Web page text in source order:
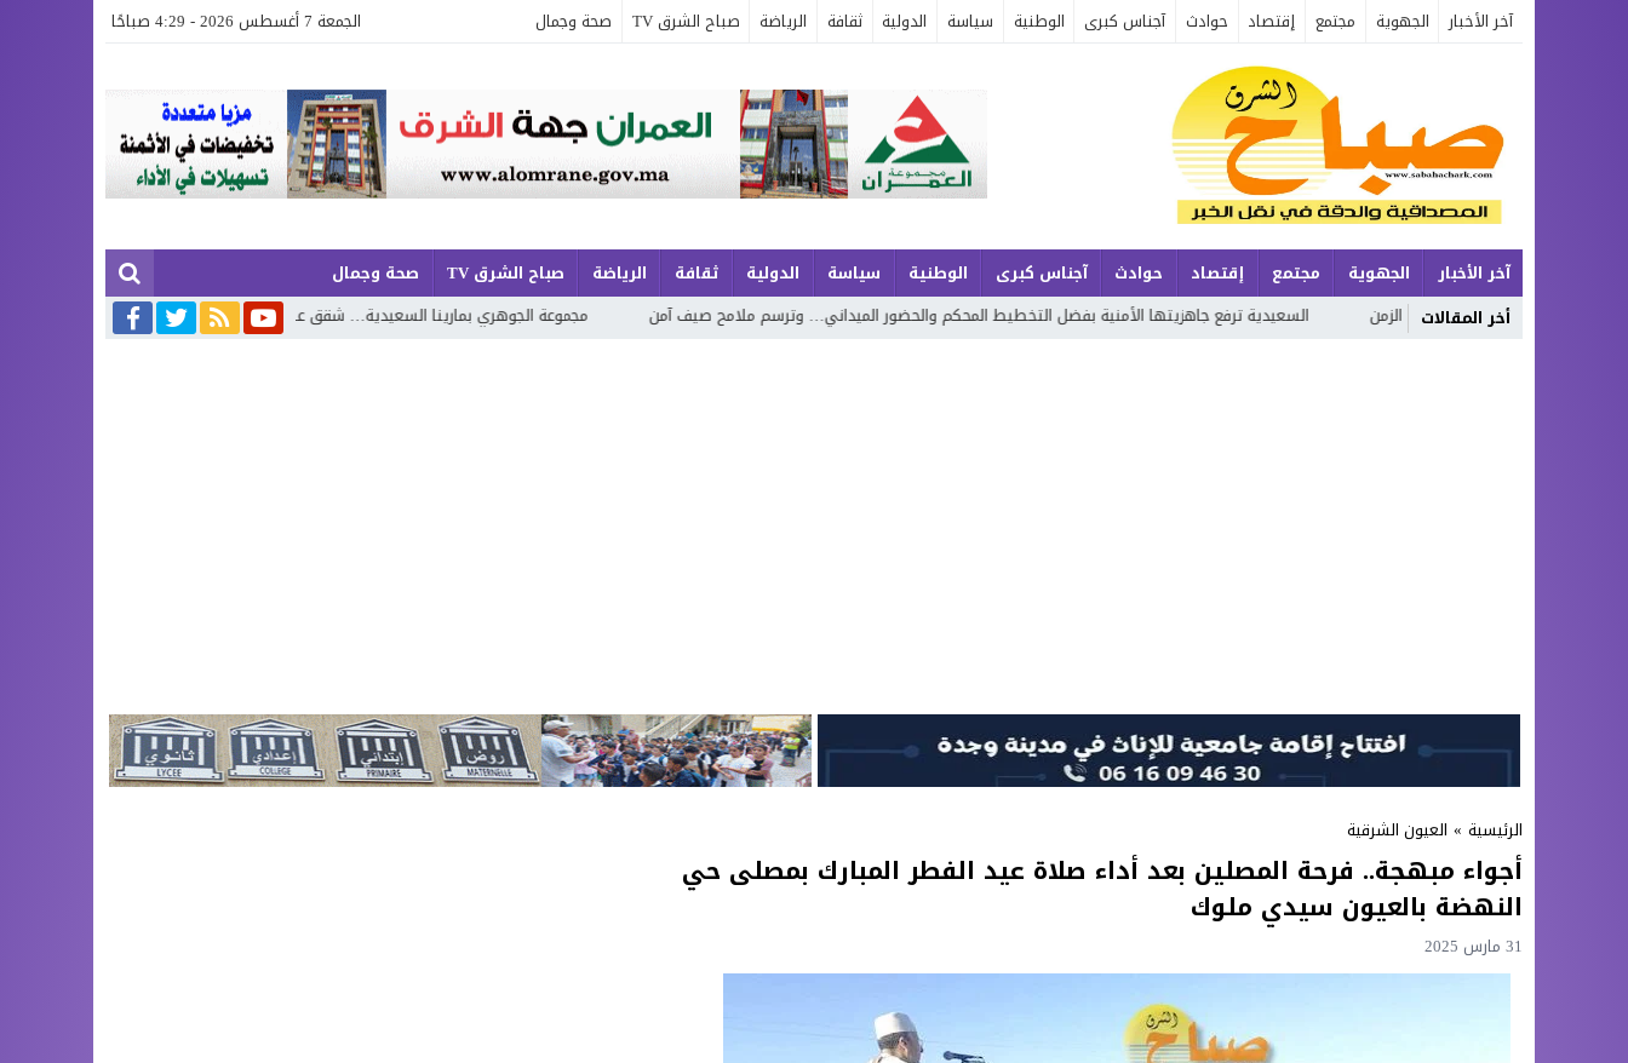
آخر الأخبار الجهوية مجتمع إقتصاد حوادث آجناس كبرى الوطنية سياسة الدولية ثقافة الرياضة صباح الشرق TV صحة وجمال الجمعة 7 أغسطس 2026 - 4:29 صباحًا
آخر الأخبار الجهوية مجتمع إقتصاد حوادث آجناس كبرى الوطنية سياسة الدولية ثقافة الرياضة صباح الشرق TV
صحة وجمال
أخر المقالاتوتحولات الزمن السعيدية ترفع جاهزيتها الأمنية بفضل التخطيط المحكم والحضور الميداني… وترسم ملامح صيف آمن مجموعة الجوهري بمارينا السعيدية… شقق عصرية وفيلات فاخرة بإطلالة تجمع البحر وروعة الطبيعة
الرئيسية » العيون الشرقية
أجواء مبهجة.. فرحة المصلين بعد أداء صلاة عيد الفطر المبارك بمصلى حي
النهضة بالعيون سيدي ملوك
31 مارس 2025